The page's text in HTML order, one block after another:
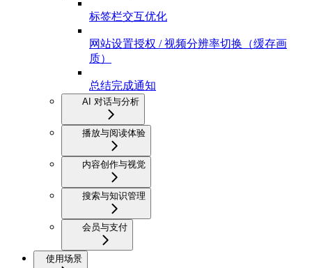
标签栏交互优化
网站设置授权 / 视频分辨率切换（缓存画
质）
总结完成通知
AI 对话与分析
播放与阅读体验
内容创作与视觉
搜索与知识管理
会员与支付
使用场景